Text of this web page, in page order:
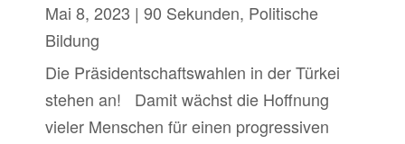
Mai 8, 2023 | 90 Sekunden, Politische
Bildung
Die Präsidentschaftswahlen in der Türkei
stehen an! Damit wächst die Hoffnung
vieler Menschen für einen progressiven